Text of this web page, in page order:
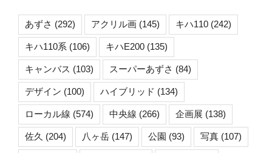
あずさ (292) アクリル画 (145) キハ110 (242)
キハ110系 (106) キハE200 (135)
キャンバス (103) スーパーあずさ (84)
デザイン (100) ハイブリッド (134)
ローカル線 (574) 中央線 (266) 企画展 (138)
佐久 (204) 八ヶ岳 (147) 公園 (93) 写真 (107)